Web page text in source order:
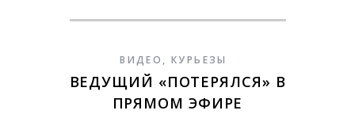
ВИДЕО , КУРЬЕЗЫ
ВЕДУЩИЙ «ПОТЕРЯЛСЯ» В
ПРЯМОМ ЭФИРЕ